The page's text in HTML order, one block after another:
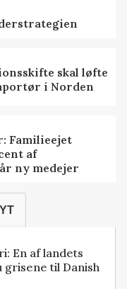
skal løfte
i Norden
Familieejet
af
ny medejer
En af landets
til Danish